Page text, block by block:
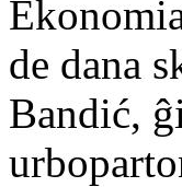
de dana
Bandić,